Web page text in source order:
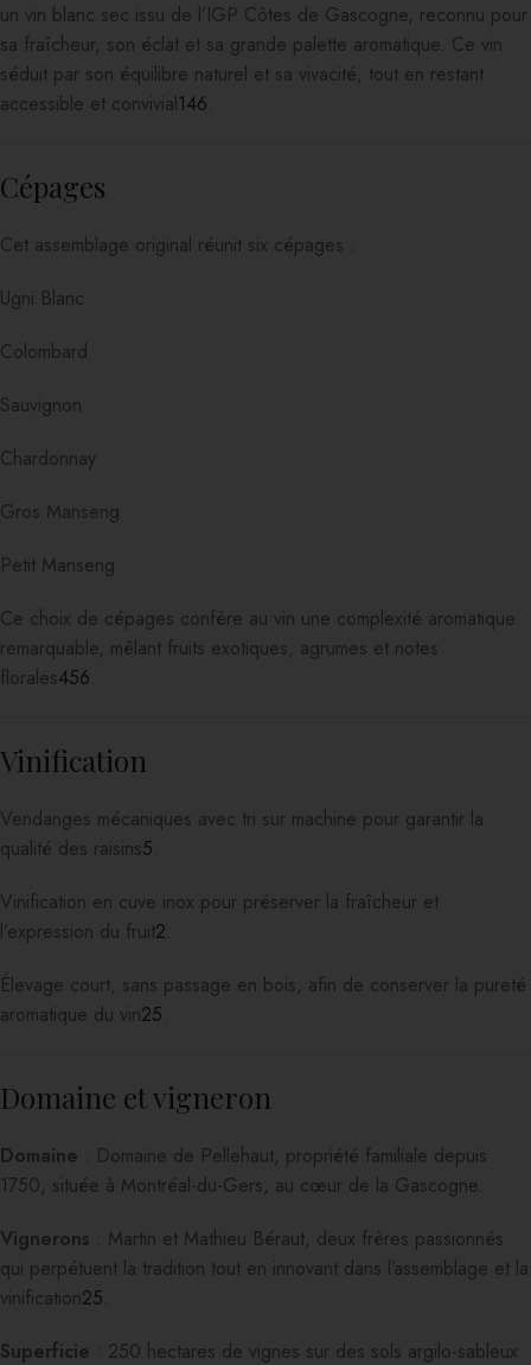
un vin blanc sec issu de l’IGP Côtes de Gascogne, reconnu pour
sa fraîcheur, son éclat et sa grande palette aromatique. Ce vin
séduit par son équilibre naturel et sa vivacité, tout en restant
accessible et convivial146.
Cépages
Cet assemblage original réunit six cépages :
Ugni Blanc
Colombard
Sauvignon
Chardonnay
Gros Manseng
Petit Manseng
Ce choix de cépages confère au vin une complexité aromatique
remarquable, mêlant fruits exotiques, agrumes et notes
florales456.
Vinification
Vendanges mécaniques avec tri sur machine pour garantir la
qualité des raisins5.
Vinification en cuve inox pour préserver la fraîcheur et
l’expression du fruit2.
Élevage court, sans passage en bois, afin de conserver la pureté
aromatique du vin25.
Domaine et vigneron
Domaine : Domaine de Pellehaut, propriété familiale depuis
1750, située à Montréal-du-Gers, au cœur de la Gascogne.
Vignerons : Martin et Mathieu Béraut, deux frères passionnés
qui perpétuent la tradition tout en innovant dans l’assemblage et la
vinification25.
Superficie : 250 hectares de vignes sur des sols argilo-sableux